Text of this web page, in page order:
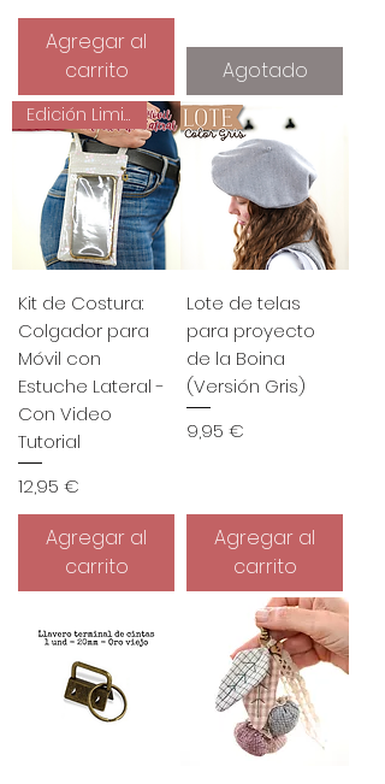
Agregar al
carrito
Agotado
Edición Limitada
Kit de Costura:
Colgador para
Móvil con
Estuche Lateral -
Con Video
Tutorial
Precio
12,95 €
Agregar al
carrito
Lote de telas
para proyecto
de la Boina
(Versión Gris)
Precio
9,95 €
Agregar al
carrito